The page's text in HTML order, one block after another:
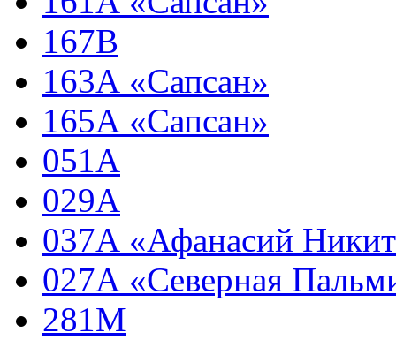
167В
163А «Сапсан»
165А «Сапсан»
051А
029А
037А «Афанасий
027А «Северная
281М